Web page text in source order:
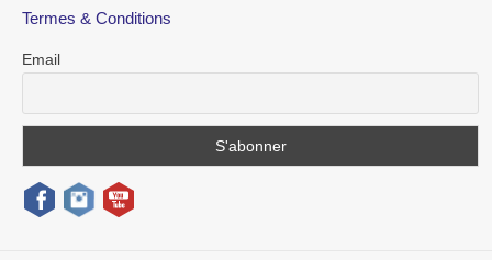
Termes & Conditions
Email